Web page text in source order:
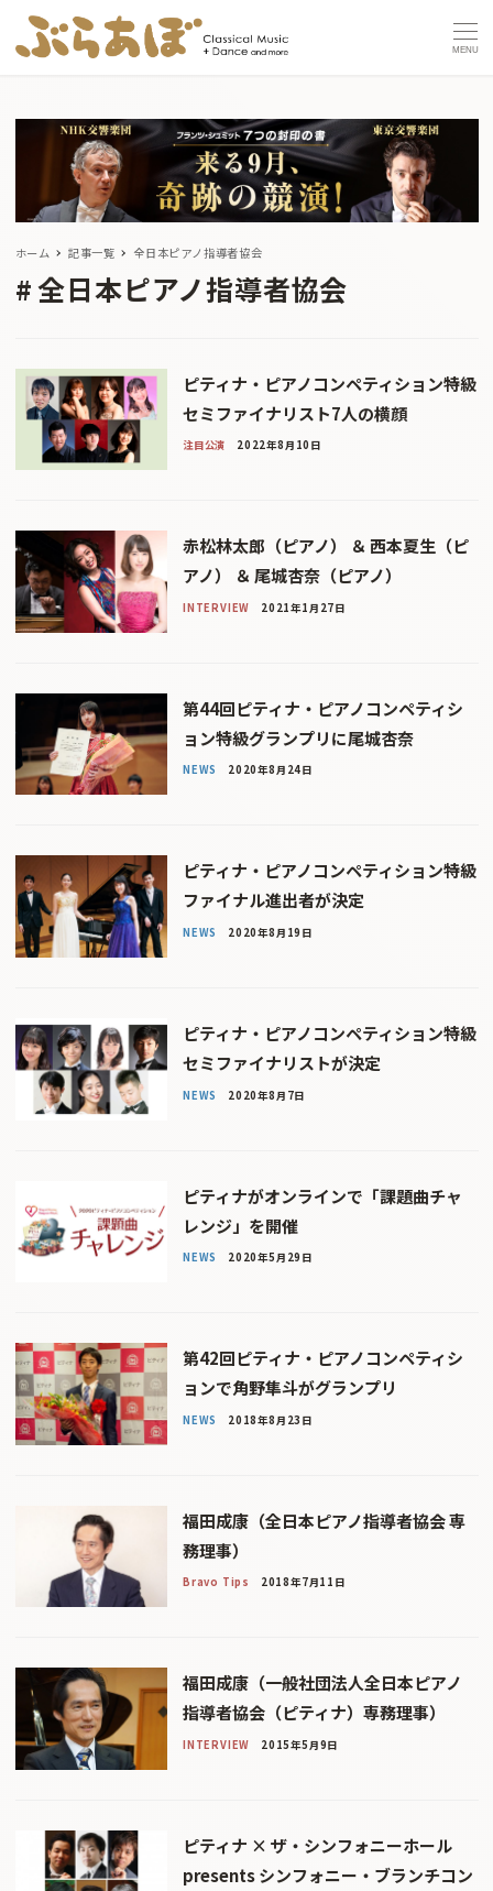
MENU
ホーム 記事一覧 全日本ピアノ指導者協会
全日本ピアノ指導者協会
ピティナ・ピアノコンペティション特級
セミファイナリスト7人の横顔
注目公演 2022年8月10日
赤松林太郎（ピアノ） ＆ 西本夏生（ピ
アノ） ＆ 尾城杏奈（ピアノ）
INTERVIEW 2021年1月27日
第44回ピティナ・ピアノコンペティシ
ョン特級グランプリに尾城杏奈
NEWS 2020年8月24日
ピティナ・ピアノコンペティション特級
ファイナル進出者が決定
NEWS 2020年8月19日
ピティナ・ピアノコンペティション特級
セミファイナリストが決定
NEWS 2020年8月7日
ピティナがオンラインで「課題曲チャ
レンジ」を開催
NEWS 2020年5月29日
第42回ピティナ・ピアノコンペティシ
ョンで角野隼斗がグランプリ
NEWS 2018年8月23日
福田成康（全日本ピアノ指導者協会 専
務理事）
Bravo Tips 2018年7月11日
福田成康（一般社団法人全日本ピアノ
指導者協会（ピティナ）専務理事）
INTERVIEW 2015年5月9日
ピティナ × ザ・シンフォニーホール
presents シンフォニー・ブランチコン